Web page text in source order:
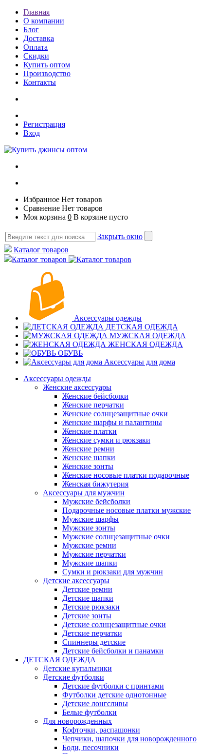
Главная
О компании
Блог
Доставка
Оплата
Скидки
Купить оптом
Производство
Контакты
Регистрация
Вход
Избранное Нет товаров
Сравнение Нет товаров
Моя корзина 0 В корзине пусто
Закрыть окно
Каталог товаров
Каталог товаров
Аксессуары одежды
ДЕТСКАЯ ОДЕЖДА
МУЖСКАЯ ОДЕЖДА
ЖЕНСКАЯ ОДЕЖДА
ОБУВЬ
Аксессуары для дома
Аксессуары одежды
Женские аксессуары
Женские бейсболки
Женские перчатки
Женские солнцезащитные очки
Женские шарфы и палантины
Женские платки
Женские сумки и рюкзаки
Женские ремни
Женские шапки
Женские зонты
Женские носовые платки подарочные
Женская бижутерия
Аксессуары для мужчин
Мужские бейсболки
Подарочные носовые платки мужские
Мужские шарфы
Мужские зонты
Мужские солнцезащитные очки
Мужские ремни
Мужские перчатки
Мужские шапки
Сумки и рюкзаки для мужчин
Детские аксессуары
Детские ремни
Детские шапки
Детские рюкзаки
Детские зонты
Детские солнцезащитные очки
Детские перчатки
Спиннеры детские
Детские бейсболки и панамки
ДЕТСКАЯ ОДЕЖДА
Детские купальники
Детские футболки
Детские футболки с принтами
Футболки детские однотонные
Детские лонгсливы
Белые футболки
Для новорожденных
Кофточки, распашонки
Чепчики, шапочки для новорожденного
Боди, песочники